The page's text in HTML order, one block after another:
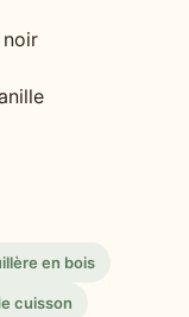
en bois
cuisson